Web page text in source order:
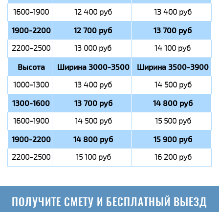
1600-1900 12 400 руб 13 400 руб
1900-2200 12 700 руб 13 700 руб
2200-2500 13 000 руб 14 100 руб
Высота Ширина 3000-3500 Ширина 3500-3900
1000-1300 13 400 руб 14 500 руб
1300-1600 13 700 руб 14 800 руб
1600-1900 14 500 руб 15 500 руб
1900-2200 14 800 руб 15 900 руб
2200-2500 15 100 руб 16 200 руб
ПОЛУЧИТЕ СМЕТУ И БЕСПЛАТНЫЙ ВЫЕЗД